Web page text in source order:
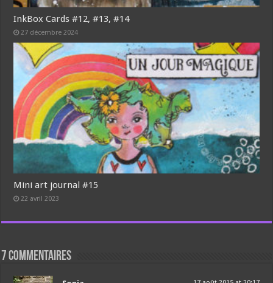
InkBox Cards #12, #13, #14
27 décembre 2024
Mini art journal #15
22 avril 2023
7 commentaires